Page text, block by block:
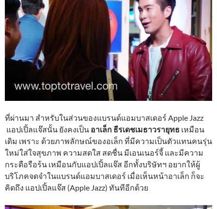
ที่ผ่านมา สำหรับในส่วนของแบรนด์แอมบาสเดอร์ Apple Jazz
แอปเปิ้ลแจ๊สนั้น ยังคงเป็น อาเล็ก ธีรเดชเมธาวรายุทธ เหมือน
เดิม เพราะ ด้วยภาพลักษณ์ของอเล็ก ที่มีความเป็นตัวแทนคนรุ่น
ใหม่ใส่ใจสุขภาพ ความสดใส สดชื่น มีเอนเนอร์จี้ และมีความ
กระตือรือร้น เหมือนกับแอปเปิ้ลแจ๊ส อีกทั้งบริษัทฯ อยากให้ผู้
บริโภคจดจำในแบรนด์แอมบาสเดอร์ เมื่อเห็นหน้าอาเล็ก ก็จะ
คิดถึง แอปเปิ้ลแจ๊ส (Apple Jazz) ทันทีอีกด้วย